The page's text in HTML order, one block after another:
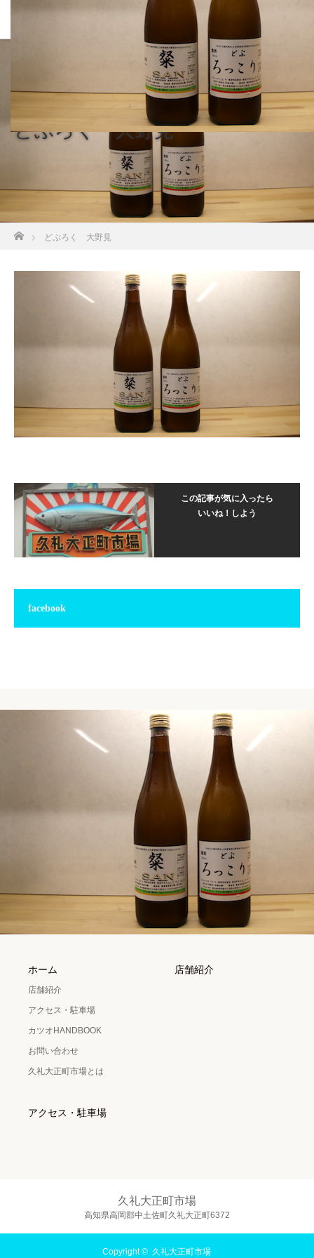
どぶろく 大野見
どぶろく 大野見
この記事が気に入ったら
いいね！しよう
facebook
ホーム
店舗紹介
アクセス・駐車場
カツオHANDBOOK
お問い合わせ
久礼大正町市場とは
店舗紹介
アクセス・駐車場
久礼大正町市場
高知県高岡郡中土佐町久礼大正町6372
Copyright © 久礼大正町市場